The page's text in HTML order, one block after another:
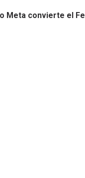
Meta convierte el